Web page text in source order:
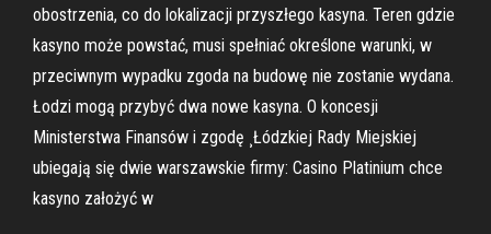
obostrzenia, co do lokalizacji przyszłego kasyna. Teren gdzie
kasyno może powstać, musi spełniać określone warunki, w
przeciwnym wypadku zgoda na budowę nie zostanie wydana.
Łodzi mogą przybyć dwa nowe kasyna. O koncesji
Ministerstwa Finansów i zgodę ¸Łódzkiej Rady Miejskiej
ubiegają się dwie warszawskie firmy: Casino Platinium chce
kasyno założyć w